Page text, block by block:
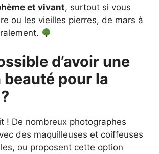
et vivant, surtout si vous
ou les vieilles pierres, de mars à
d’avoir une
beauté pour la
! De nombreux photographes
des maquilleuses et coiffeuses
ou proposent cette option